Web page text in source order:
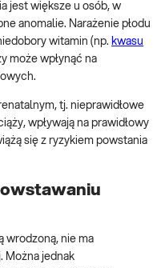
jest większe u osób, w
anomalie. Narażenie płodu
witamin (np. kwasu
może wpłynąć na
tj. nieprawidłowe
wpływają na prawidłowy
się z ryzykiem powstania
wrodzoną, nie ma
Można jednak